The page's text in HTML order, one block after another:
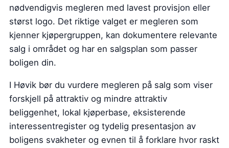
nødvendigvis megleren med lavest provisjon eller
størst logo. Det riktige valget er megleren som
kjenner kjøpergruppen, kan dokumentere relevante
salg i området og har en salgsplan som passer
boligen din.
I Høvik bør du vurdere megleren på salg som viser
forskjell på attraktiv og mindre attraktiv
beliggenhet, lokal kjøperbase, eksisterende
interessentregister og tydelig presentasjon av
boligens svakheter og evnen til å forklare hvor raskt